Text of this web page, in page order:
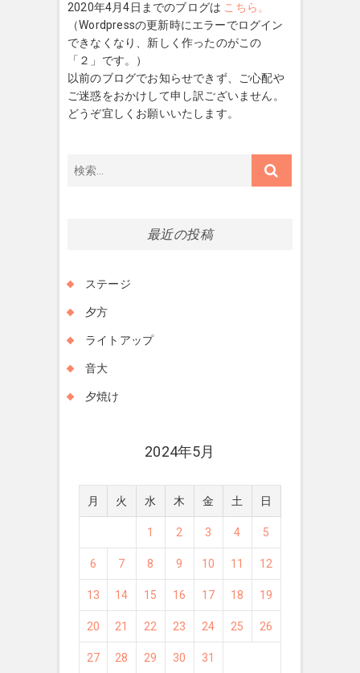
2020年4月4日までのブログは こちら。
（Wordpressの更新時にエラーでログイン
できなくなり、新しく作ったのがこの
「２」です。）
以前のブログでお知らせできず、ご心配や
ご迷惑をおかけして申し訳ございません。
どうぞ宜しくお願いいたします。
最近の投稿
ステージ
夕方
ライトアップ
音大
夕焼け
2024年5月
月 火 水 木 金 土 日
1 2 3 4 5
6 7 8 9 10 11 12
13 14 15 16 17 18 19
20 21 22 23 24 25 26
27 28 29 30
31